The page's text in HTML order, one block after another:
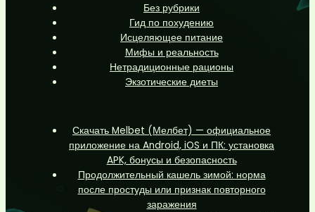
Без рубрики
Гид по похудению
Исцеляющее питание
Мифы и реальность
Нетрадиционные рационы
Экзотические диеты
Скачать Melbet (Мелбет) — официальное
приложение на Android, iOS и ПК: установка
APK, бонусы и безопасность
Продолжительный кашель зимой: норма
после простуды или признак повторного
заражения